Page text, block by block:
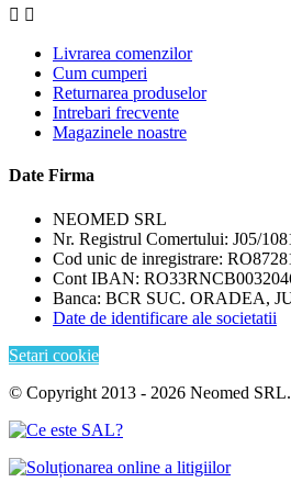
 
Livrarea comenzilor
Cum cumperi
Returnarea produselor
Intrebari frecvente
Magazinele noastre
Date Firma
NEOMED SRL
Nr. Registrul Comertului: J05/
Cod unic de inregistrare:
Cont IBAN:
Banca: BCR SUC. ORADEA,
Date de identificare ale societatii
Setari cookie
© Copyright 2013 - 2026 Neomed SRL.